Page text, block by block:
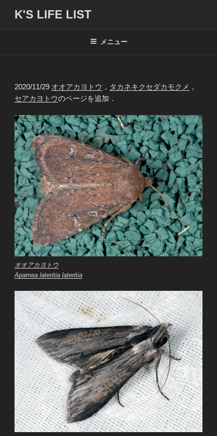
K'S LIFE LIST
メニュー
2020/11/29 オオアカヨトウ ， タカネキクセダカモクメ ，
セアカヨトウのページを追加．
オオアカヨトウ
Apamea lateritia lateritia